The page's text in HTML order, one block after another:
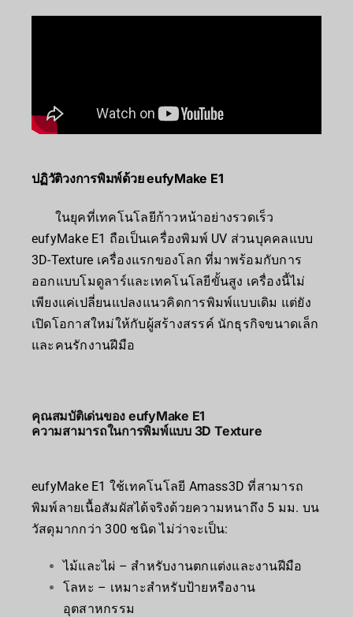
ปฏิวัติวงการพิมพ์ด้วย eufyMake E1
ในยุคที่เทคโนโลยีก้าวหน้าอย่างรวดเร็ว
eufyMake E1 ถือเป็นเครื่องพิมพ์ UV ส่วนบุคคลแบบ
3D-Texture เครื่องแรกของโลก ที่มาพร้อมกับการ
ออกแบบโมดูลาร์และเทคโนโลยีขั้นสูง เครื่องนี้ไม่
เพียงแค่เปลี่ยนแปลงแนวคิดการพิมพ์แบบเดิม แต่ยัง
เปิดโอกาสใหม่ให้กับผู้สร้างสรรค์ นักธุรกิจขนาดเล็ก
และคนรักงานฝีมือ
คุณสมบัติเด่นของ eufyMake E1
ความสามารถในการพิมพ์แบบ 3D Texture
eufyMake E1 ใช้เทคโนโลยี Amass3D ที่สามารถ
พิมพ์ลายเนื้อสัมผัสได้จริงด้วยความหนาถึง 5 มม. บน
วัสดุมากกว่า 300 ชนิด ไม่ว่าจะเป็น:
ไม้และไผ่ – สำหรับงานตกแต่งและงานฝีมือ
โลหะ – เหมาะสำหรับป้ายหรืองาน
อุตสาหกรรม